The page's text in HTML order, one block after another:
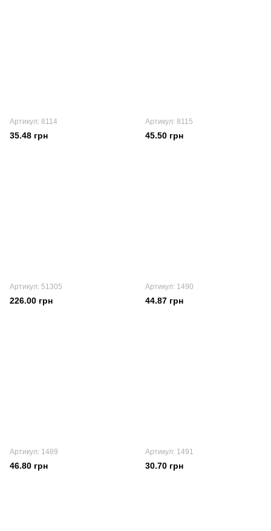
Артикул: 8114
35.48 грн
Артикул: 8115
45.50 грн
Артикул: 51305
226.00 грн
Артикул: 1490
44.87 грн
Артикул: 1489
46.80 грн
Артикул: 1491
30.70 грн